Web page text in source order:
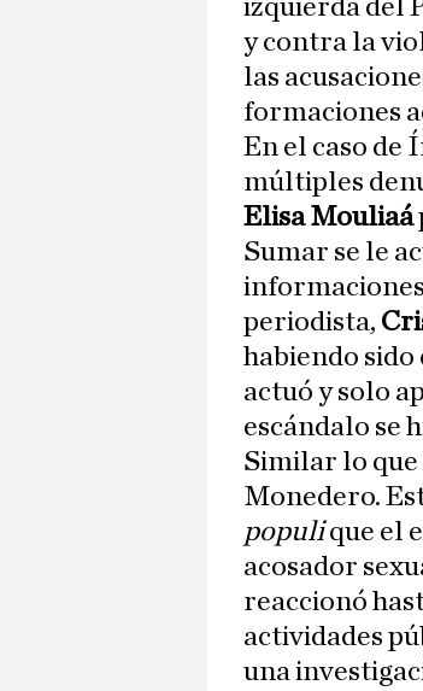
izquierda del
y contra la
las
formaciones
En el caso de
múltiples
Elisa Mouliaá
Sumar se le
periodista,
habiendo sido
actuó y solo
escándalo se
Similar lo que
Monedero.
populique el
acosador
reaccionó
actividades
una